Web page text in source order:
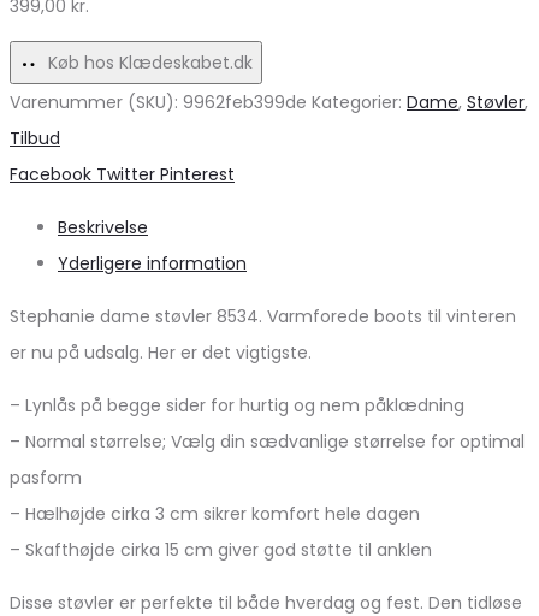
399,00 kr.
Køb hos Klædeskabet.dk
Varenummer (SKU): 9962feb399de Kategorier: Dame, Støvler,
Tilbud
Share
Facebook Twitter Pinterest
Beskrivelse
Yderligere information
Stephanie dame støvler 8534. Varmforede boots til vinteren
er nu på udsalg. Her er det vigtigste.
– Lynlås på begge sider for hurtig og nem påklædning
– Normal størrelse; Vælg din sædvanlige størrelse for optimal
pasform
– Hælhøjde cirka 3 cm sikrer komfort hele dagen
– Skafthøjde cirka 15 cm giver god støtte til anklen
Disse støvler er perfekte til både hverdag og fest. Den tidløse